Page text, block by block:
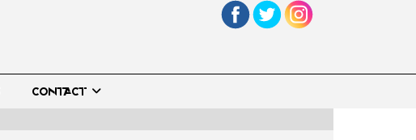
CONTACT